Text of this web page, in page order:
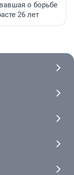
о борьбе
26 лет